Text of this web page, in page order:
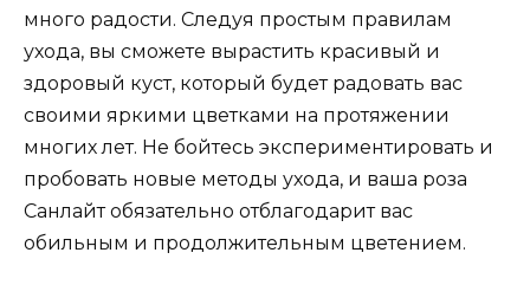
много радости. Следуя простым правилам
ухода, вы сможете вырастить красивый и
здоровый куст, который будет радовать вас
своими яркими цветками на протяжении
многих лет. Не бойтесь экспериментировать и
пробовать новые методы ухода, и ваша роза
Санлайт обязательно отблагодарит вас
обильным и продолжительным цветением.